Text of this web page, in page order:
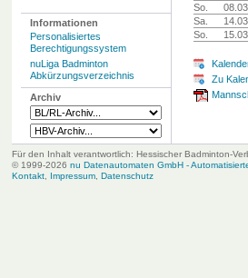
Informationen
Personalisiertes
Berechtigungssystem
nuLiga Badminton
Abkürzungsverzeichnis
Archiv
So.
Sa.
So.
Zu
Für den Inhalt verantwortlich: Hessischer Badminton-
© 1999-2026 nu Datenautomaten GmbH -
Kontakt, Impressum, Datenschutz